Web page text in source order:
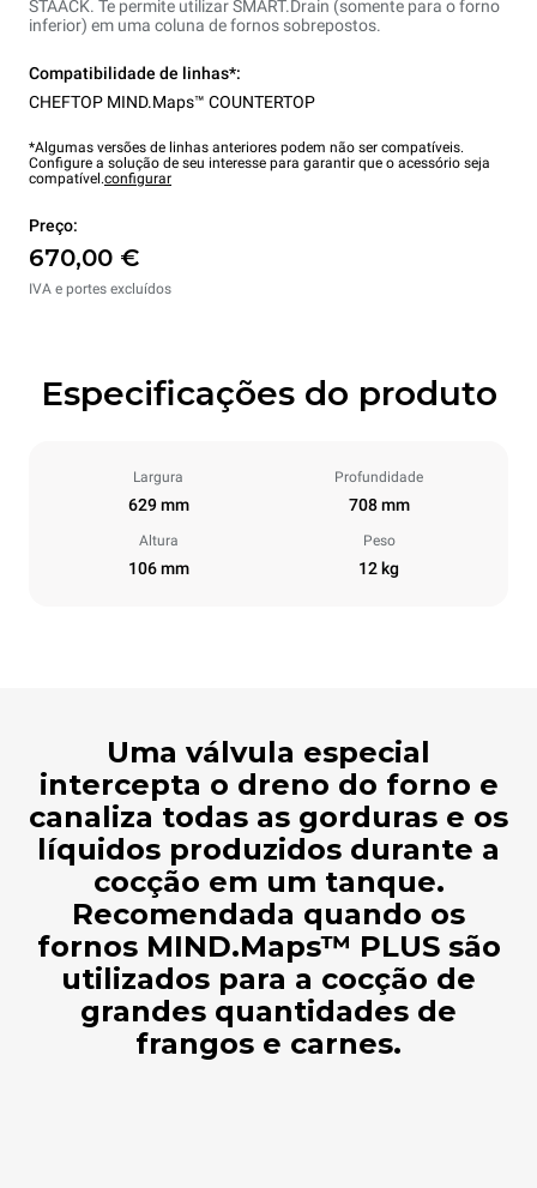
STAACK. Te permite utilizar SMART.Drain (somente para o forno
inferior) em uma coluna de fornos sobrepostos.
Compatibilidade de linhas*:
CHEFTOP MIND.Maps™ COUNTERTOP
*Algumas versões de linhas anteriores podem não ser compatíveis.
Configure a solução de seu interesse para garantir que o acessório seja
compatível.configurar
Preço:
670,00 €
IVA e portes excluídos
Especificações do produto
Largura
629 mm
Profundidade
708 mm
Altura
106 mm
Peso
12 kg
Uma válvula especial
intercepta o dreno do forno e
canaliza todas as gorduras e os
líquidos produzidos durante a
cocção em um tanque.
Recomendada quando os
fornos MIND.Maps™ PLUS são
utilizados para a cocção de
grandes quantidades de
frangos e carnes.